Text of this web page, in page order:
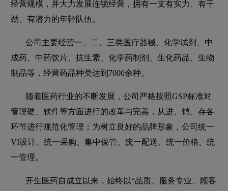
经营规模，并大力发展连锁经营，拥有一支有实力、有干
劲、有潜力的年轻队伍。
公司主要经营一、二、三类医疗器械、化学试剂、中
成药、中药饮片、抗生素、化学药制剂、生化药品、生物
制品等，经营药品种类达到7000余种。
随着医药行业的不断发展，公司严格按照GSP标准对
管理硬、软件等方面进行的改革与完善，从进、销、存各
环节进行规范化管理；为树立良好的品牌形象，公司统一
VI设计、统一采购、集中保管、统一配送、统一价格、统
一管理。
开生医药自成立以来，始终以“品质、服务专业、顾客